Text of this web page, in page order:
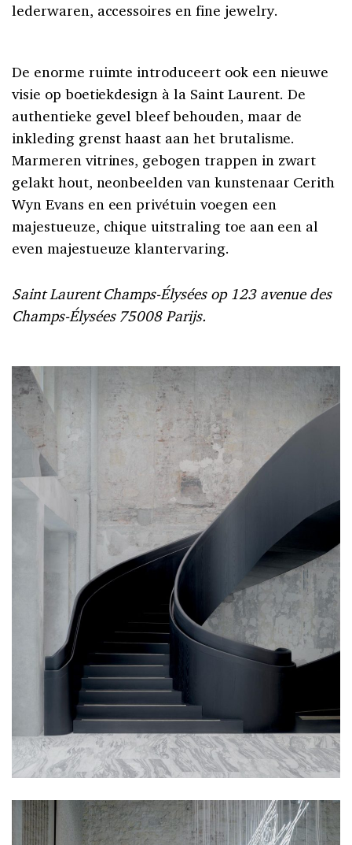
lederwaren, accessoires en fine jewelry.
De enorme ruimte introduceert ook een nieuwe
visie op boetiekdesign à la Saint Laurent. De
authentieke gevel bleef behouden, maar de
inkleding grenst haast aan het brutalisme.
Marmeren vitrines, gebogen trappen in zwart
gelakt hout, neonbeelden van kunstenaar Cerith
Wyn Evans en een privétuin voegen een
majestueuze, chique uitstraling toe aan een al
even majestueuze klantervaring.
Saint Laurent Champs-Élysées op 123 avenue des
Champs-Élysées 75008 Parijs.